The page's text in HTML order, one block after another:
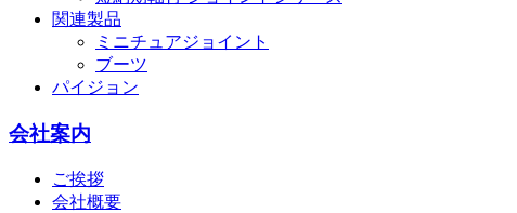
関連製品
ミニチュアジョイント
ブーツ
パイジョン
会社案内
ご挨拶
会社概要